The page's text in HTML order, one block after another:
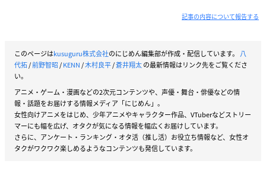
記事の内容について報告する
このページはkusuguru株式会社のにじめん編集部が作成・配信しています。 八
代拓/前野智昭/KENN/木村良平/蒼井翔太の最新情報はリンク先をご覧くださ
い。
アニメ・ゲーム・漫画などの2次元コンテンツや、声優・舞台・俳優などの情
報・話題をお届けする情報メディア「にじめん」。
女性向けアニメをはじめ、少年アニメやキャラクター作品、VTuberなどストリー
マーにも幅を広げ、オタクが気になる情報を幅広くお届けしています。
さらに、アンケート・ランキング・オタ活（推し活）お役立ち情報など、女性オ
タクがワクワク楽しめるようなコンテンツも発信しています。